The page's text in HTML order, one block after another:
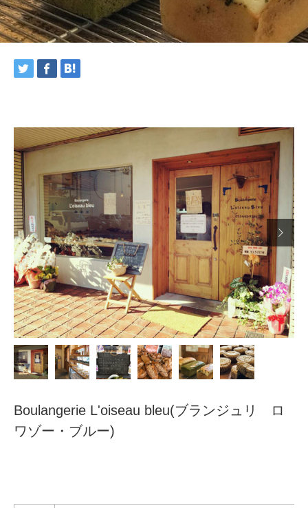

Boulangerie L'oiseau bleu(ブランジュリ ロ
ワゾー・ブルー)